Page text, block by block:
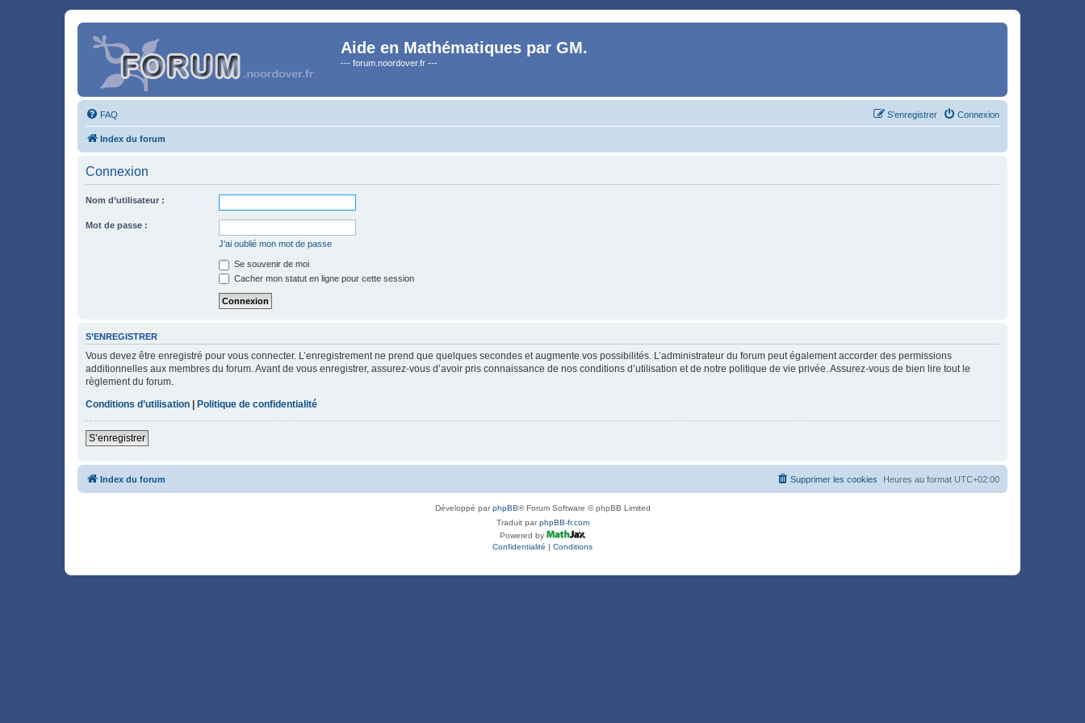
Aide en Mathématiques par GM.
--- forum.noordover.fr ---
FAQ Connexion
S’enregistrer
Index du forum
Connexion
Nom d’utilisateur :
Mot de passe :
J’ai oublié mon mot de passe
Se souvenir de moi
Cacher mon statut en ligne pour cette session
S’ENREGISTRER
Vous devez être enregistré pour vous connecter. L’enregistrement ne prend que quelques secondes et augmente vos possibilités. L’administrateur du forum peut également accorder des permissions
additionnelles aux membres du forum. Avant de vous enregistrer, assurez-vous d’avoir pris connaissance de nos conditions d’utilisation et de notre politique de vie privée. Assurez-vous de bien lire tout le
règlement du forum.
Conditions d’utilisation | Politique de confidentialité
S’enregistrer
Index du forum Heures au format UTC+02:00
Supprimer les cookies
Développé parphpBB® Forum Software © phpBB Limited
Traduit parphpBB-fr.com
Powered by
Confidentialité | Conditions